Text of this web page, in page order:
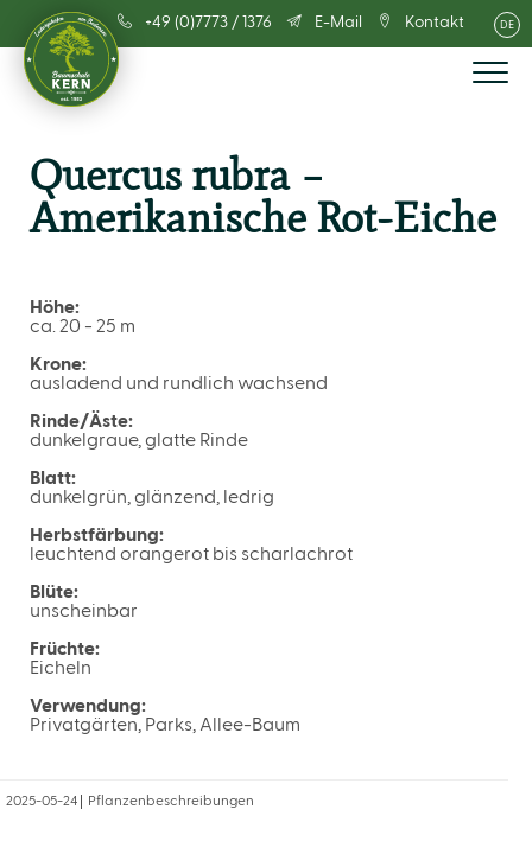
+49 (0)7773 / 1376 E-Mail Kontakt DE
Quercus rubra –
Amerikanische Rot-Eiche
Höhe:
ca. 20 - 25 m
Krone:
ausladend und rundlich wachsend
Rinde/Äste:
dunkelgraue, glatte Rinde
Blatt:
dunkelgrün, glänzend, ledrig
Herbstfärbung:
leuchtend orangerot bis scharlachrot
Blüte:
unscheinbar
Früchte:
Eicheln
Verwendung:
Privatgärten, Parks, Allee-Baum
2025-05-24 Pflanzenbeschreibungen